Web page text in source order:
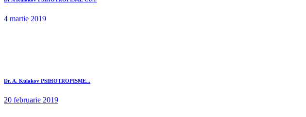
4 martie 2019
Dr. A. Kulakov PSIHOTROPISME...
20 februarie 2019